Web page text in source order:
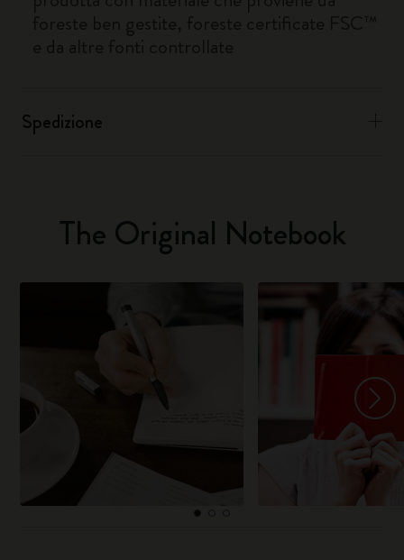
Spedizione
The Original Notebook